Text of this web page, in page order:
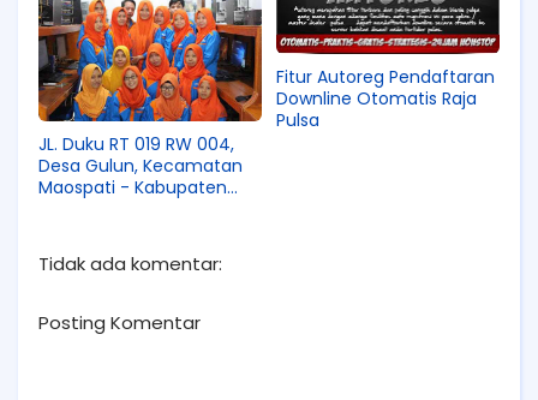
JL. Duku RT 019 RW 004,
Desa Gulun, Kecamatan
Maospati - Kabupaten
Fitur Autoreg Pendaftaran
Downline Otomatis Raja
Pulsa
Tidak ada komentar:
Posting Komentar